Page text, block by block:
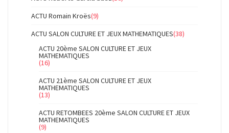
ACTU Romain Kroës(9)
ACTU SALON CULTURE ET JEUX MATHEMATIQUES(38)
ACTU 20ème SALON CULTURE ET JEUX
MATHEMATIQUES
(16)
ACTU 21ème SALON CULTURE ET JEUX
MATHEMATIQUES
(13)
ACTU RETOMBEES 20ème SALON CULTURE ET JEUX
MATHEMATIQUES
(9)